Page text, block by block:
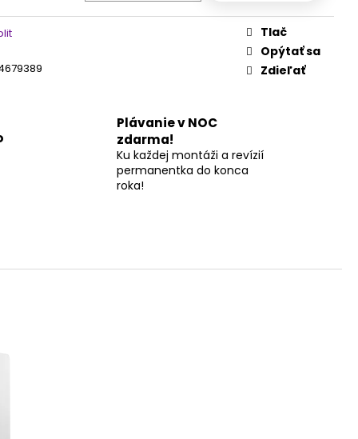
Tlač
Opýtať sa
Zdieľať
Plávanie v NOC
zdarma!
Ku každej montáži a revízií
permanentka do konca
roka!